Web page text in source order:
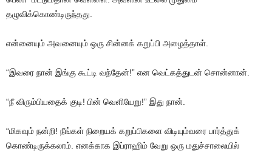
தழுவிக்கொண்டிருந்தது.
என்னையும் அவனையும் ஒரு சின்னக் கறுப்பி அழைத்தாள்.
“இவரை நான் இங்கு கூட்டி வந்தேன்!” என வெட்கத்துடன் சொன்னான்.
“நீ விரும்பியதைக் குடி! பின் வெளியேறு!” இது நான்.
“மிகவும் நன்றி! நீங்கள் நிறையக் கறுப்பிகளை விடியும்வரை பார்த்துக்
கொண்டிருக்கலாம். எனக்காக இப்ராஹிம் வேறு ஒரு மதுச்சாலையில்